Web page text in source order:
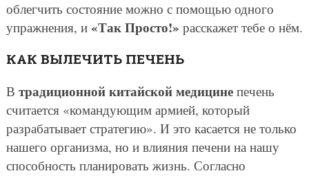
облегчить состояние можно с помощью одного
упражнения, и «Так Просто!» расскажет тебе о нём.
КАК ВЫЛЕЧИТЬ ПЕЧЕНЬ
В традиционной китайской медицинепечень
считается «командующим армией, который
разрабатывает стратегию». И это касается не только
нашего организма, но и влияния печени на нашу
способность планировать жизнь. Согласно